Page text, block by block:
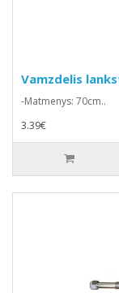
Vamzdelis
-Matmenys: 70cm..
3.39€